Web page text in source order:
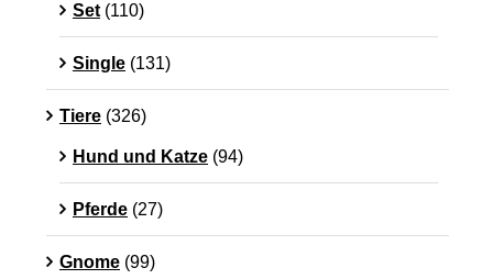
Set (110)
Single (131)
Tiere (326)
Hund und Katze (94)
Pferde (27)
Gnome (99)